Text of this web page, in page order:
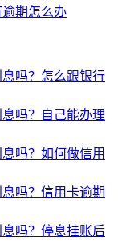
期怎么办
吗？怎么跟银行
吗？自己能办理
吗？如何做信用
吗？信用卡逾期
吗？停息挂账后